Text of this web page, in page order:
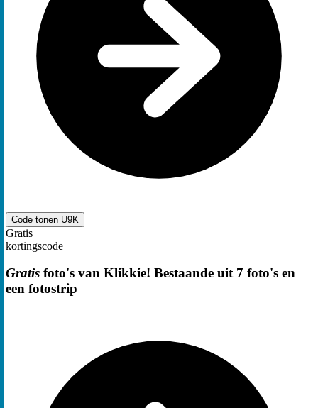
Code tonen U9K
Gratis
kortingscode
Gratis foto's van Klikkie! Bestaande uit 7 foto's en
een fotostrip